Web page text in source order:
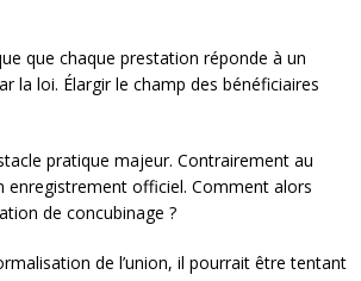
que chaque prestation réponde à un
la loi. Élargir le champ des bénéficiaires
pratique majeur. Contrairement au
enregistrement officiel. Comment alors
de concubinage ?
de l’union, il pourrait être tentant